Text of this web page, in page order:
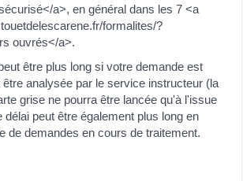
a>, en général dans les 7 <a
formalites/?
ouvrés</a>.
être plus long si votre demande est
être analysée par le service instructeur (la
grise ne pourra être lancée qu'à l'issue
délai peut être également plus long en
de demandes en cours de traitement.